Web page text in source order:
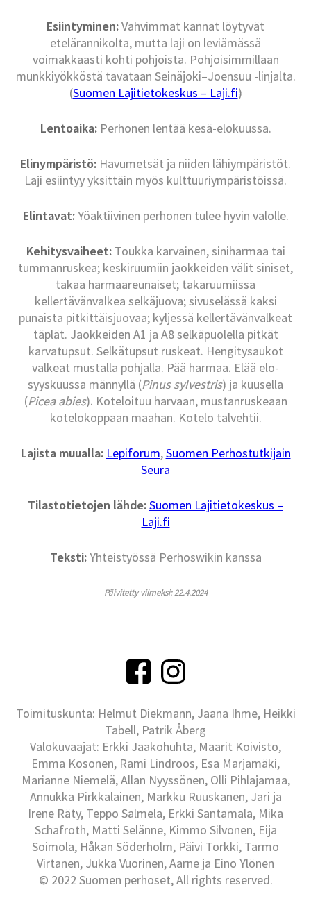
Esiintyminen:Vahvimmat kannat löytyvät
etelärannikolta, mutta laji on leviämässä
voimakkaasti kohti pohjoista. Pohjoisimmillaan
munkkiyökköstä tavataan Seinäjoki–Joensuu -linjalta.
(Suomen Lajitietokeskus – Laji.fi)
Lentoaika:Perhonen lentää kesä-elokuussa.
Elinympäristö: Havumetsät ja niiden lähiympäristöt.
Laji esiintyy yksittäin myös kulttuuriympäristöissä.
Elintavat:Yöaktiivinen perhonen tulee hyvin valolle.
Kehitysvaiheet:Toukka karvainen, siniharmaa tai
tummanruskea; keskiruumiin jaokkeiden välit siniset,
takaa harmaareunaiset; takaruumiissa
kellertävänvalkea selkäjuova; sivuselässä kaksi
punaista pitkittäisjuovaa; kyljessä kellertävänvalkeat
täplät. Jaokkeiden A1 ja A8 selkäpuolella pitkät
karvatupsut. Selkätupsut ruskeat. Hengitysaukot
valkeat mustalla pohjalla. Pää harmaa. Elää elo-
syyskuussa männyllä (Pinus sylvestris) ja kuusella
(Picea abies). Koteloituu harvaan, mustanruskeaan
kotelokoppaan maahan. Kotelo talvehtii.
Lajista muualla: Lepiforum,Suomen Perhostutkijain
Seura
Tilastotietojen lähde:Suomen Lajitietokeskus –
Laji.fi
Teksti:Yhteistyössä Perhoswikin kanssa
Päivitetty viimeksi: 22.4.2024
Toimituskunta: Helmut Diekmann, Jaana Ihme, Heikki
Tabell, Patrik Åberg
Valokuvaajat: Erkki Jaakohuhta, Maarit Koivisto,
Emma Kosonen, Rami Lindroos, Esa Marjamäki,
Marianne Niemelä, Allan Nyyssönen, Olli Pihlajamaa,
Annukka Pirkkalainen, Markku Ruuskanen, Jari ja
Irene Räty, Teppo Salmela, Erkki Santamala, Mika
Schafroth, Matti Selänne, Kimmo Silvonen, Eija
Soimola, Håkan Söderholm, Päivi Torkki, Tarmo
Virtanen, Jukka Vuorinen, Aarne ja Eino Ylönen
© 2022 Suomen perhoset, All rights reserved.